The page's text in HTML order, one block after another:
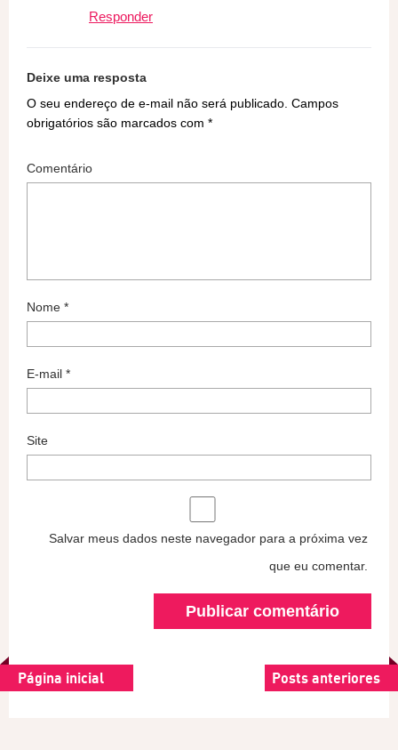
Responder
Deixe uma resposta
O seu endereço de e-mail não será publicado. Campos
obrigatórios são marcados com *
Comentário
Nome *
E-mail *
Site
Salvar meus dados neste navegador para a próxima vez
que eu comentar.
Página inicial Posts anteriores